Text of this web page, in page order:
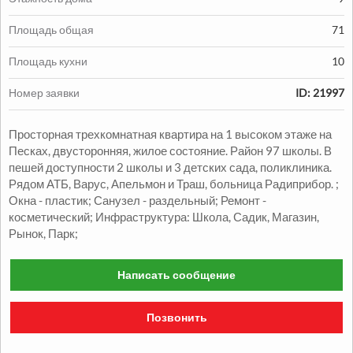
Продажа:
1330000грн.
Продажа Квартиры
комн. Александровский р-н
Площадь общая 71
Площадь кухни 10
Номер заявки ID: 21997
Просторная трехкомнатная квартира на 1 высоком этаже на
Песках, двусторонняя, жилое состояние. Район 97 школы. В
пешей доступности 2 школы и 3 детских сада, поликлиника.
Рядом АТБ, Варус, Апельмон и Траш, больница Радиприбор. ;
Окна - пластик; Санузел - раздельный; Ремонт -
косметический; Инфраструктура: Школа, Садик, Магазин,
Рынок, Парк;
Написать сообщение
Позвонить